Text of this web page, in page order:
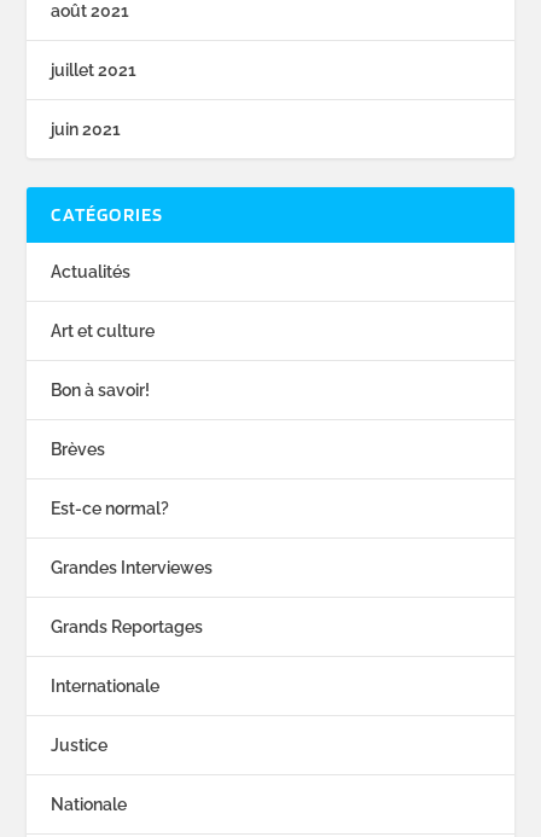
août 2021
juillet 2021
juin 2021
CATÉGORIES
Actualités
Art et culture
Bon à savoir!
Brèves
Est-ce normal?
Grandes Interviewes
Grands Reportages
Internationale
Justice
Nationale